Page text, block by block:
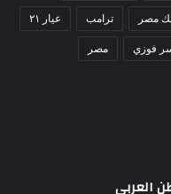
مصر ترامب عيار ٢١
فوزي مصر
العربي